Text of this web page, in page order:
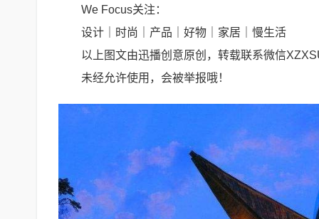
We Focus关注：
设计｜时尚｜产品｜好物｜家居｜慢生活
以上图文由迅播创意原创，转载联系微信
未经允许使用，会被举报哦！